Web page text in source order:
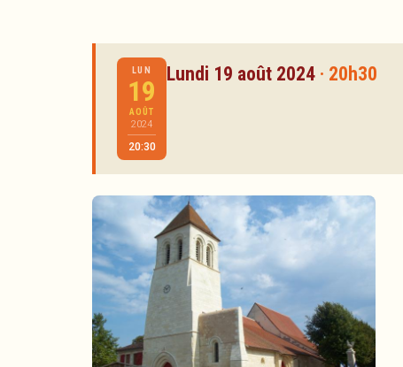
LUN
19
AOÛT
2024
20:30
Lundi 19 août 2024 · 20h30